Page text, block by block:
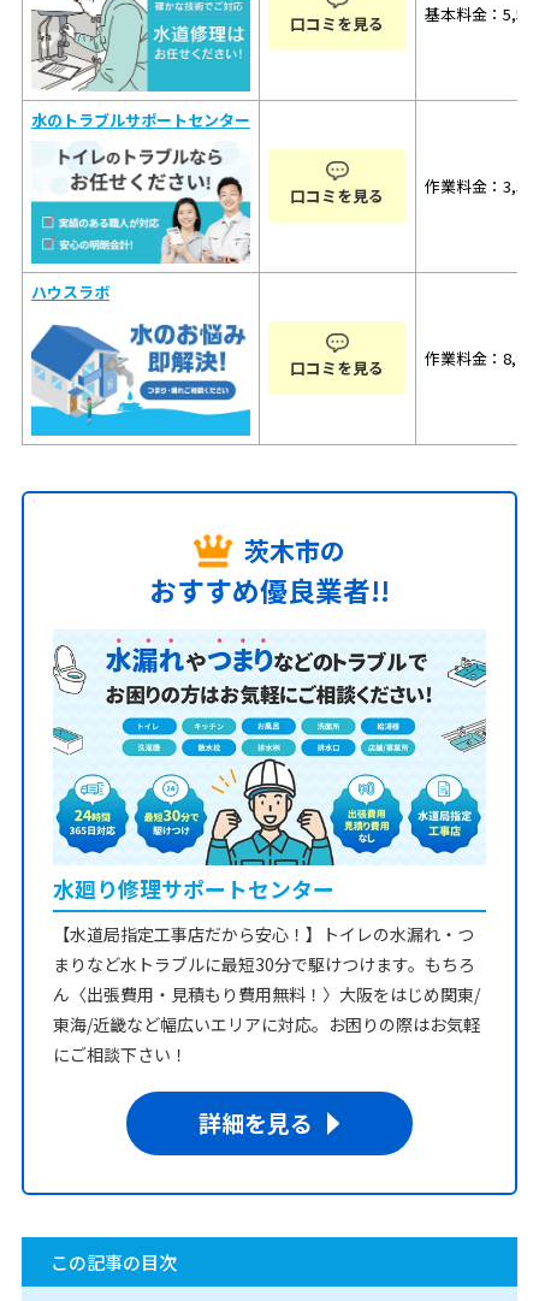
口コミを見る 基本料金：
水のトラブルサポートセンター
口コミを見る 作業料金：
ハウスラボ
口コミを見る 作業料金：
茨木市の
おすすめ優良業者!!
水廻り修理サポートセンター
【水道局指定工事店だから安心！】トイレの水漏れ・つ
まりなど水トラブルに最短30分で駆けつけます。もちろ
ん〈出張費用・見積もり費用無料！〉大阪をはじめ関東/
東海/近畿など幅広いエリアに対応。お困りの際はお気軽
にご相談下さい！
詳細を見る
この記事の目次